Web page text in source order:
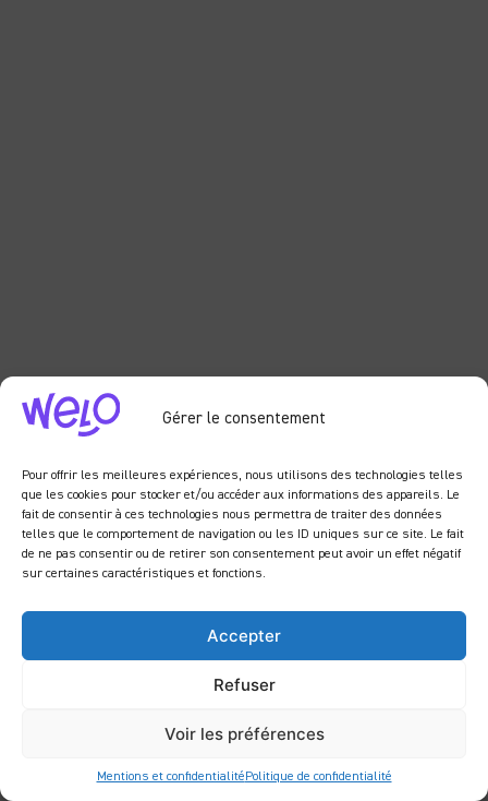
Gérer le consentement
Pour offrir les meilleures expériences, nous utilisons des technologies telles
que les cookies pour stocker et/ou accéder aux informations des appareils. Le
fait de consentir à ces technologies nous permettra de traiter des données
telles que le comportement de navigation ou les ID uniques sur ce site. Le fait
de ne pas consentir ou de retirer son consentement peut avoir un effet négatif
sur certaines caractéristiques et fonctions.
Accepter
Refuser
Voir les préférences
Mentions et confidentialité Politique de confidentialité
En savoir plus